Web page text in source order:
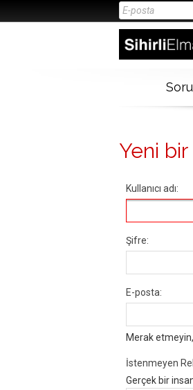
Yeni bir
Kullanıcı adı:
Şifre:
E-posta:
Merak
İstenmeyen
Gerçek bir